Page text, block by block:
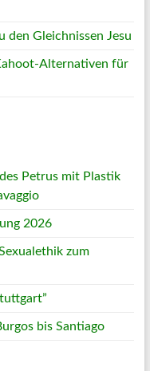
den Gleichnissen Jesu
Alternativen für
Petrus mit Plastik
2026
zum
bis Santiago